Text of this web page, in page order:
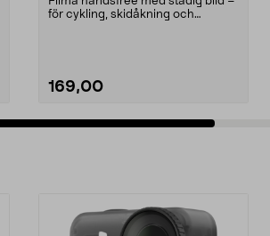
för cykling, skidåkning och
169,00